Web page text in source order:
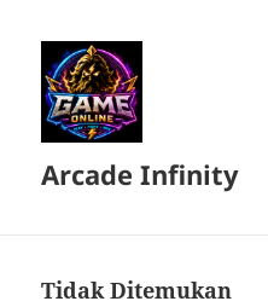
Arcade Infinity
Tidak Ditemukan